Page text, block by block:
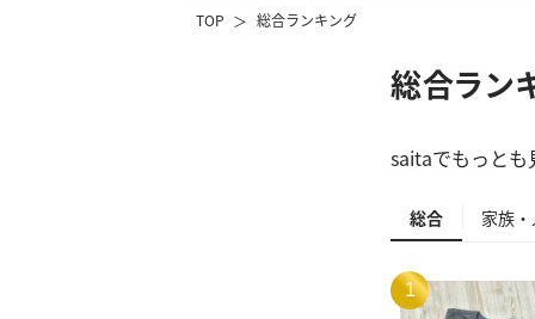
TOP 総合ランキング
総合ラン
saitaでもっとも
総合 家族
1